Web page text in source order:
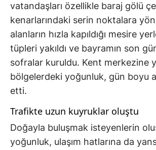
vatandaşları özellikle baraj gölü
kenarlarındaki serin noktalara
alanların hızla kapıldığı mesire
tüpleri yakıldı ve bayramın son
sofralar kuruldu. Kent merkezine
bölgelerdeki yoğunluk, gün boyu
etti.
Trafikte uzun kuyruklar oluştu
Doğayla buluşmak isteyenlerin
yoğunluk, ulaşım hatlarına da